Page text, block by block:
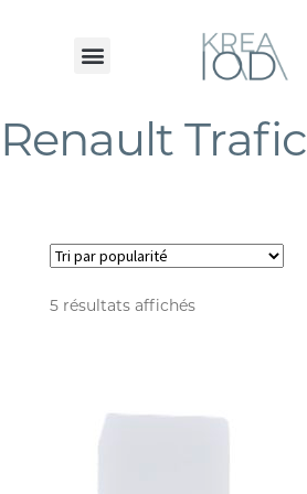
Renault Trafic
5 résultats affichés